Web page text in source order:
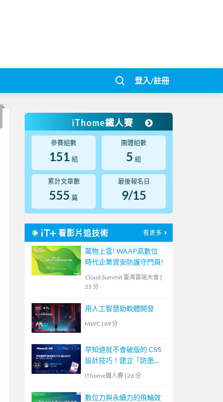
登入/註冊
iThome鐵人賽
參賽組數
151 組
團體組數
5 組
累計文章數
555 篇
最後報名日
9/15
看影片追技術 看更多
萬物上雲! WAAP高數位
時代企業資安防護守門員!
Cloud Summit 臺灣雲端大會 |
25 分
用人工智慧助軟體開發
MWC | 69 分
早知道就不會破版的 CSS
設計技巧！建立「防患未
然」的匠人心態
iThome鐵人賽 | 26 分
數位力與永續力的飛輪效